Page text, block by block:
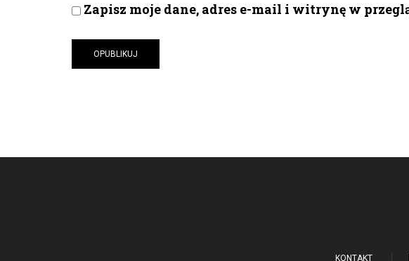
Zapisz moje dane, adres e-mail i witrynę w
KONTAKT